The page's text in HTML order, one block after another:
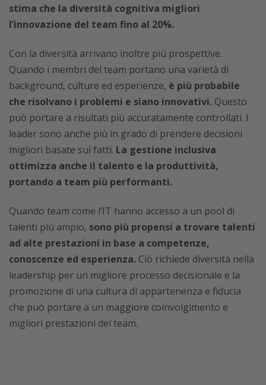
stima che la diversità cognitiva migliori
l’innovazione del team fino al 20%.
Con la diversità arrivano inoltre più prospettive.
Quando i membri del team portano una varietà di
background, culture ed esperienze, è più probabile
che risolvano i problemi e siano innovativi. Questo
può portare a risultati più accuratamente controllati. I
leader sono anche più in grado di prendere decisioni
migliori basate sui fatti. La gestione inclusiva
ottimizza anche il talento e la produttività,
portando a team più performanti.
Quando team come l’IT hanno accesso a un pool di
talenti più ampio, sono più propensi a trovare talenti
ad alte prestazioni in base a competenze,
conoscenze ed esperienza. Ciò richiede diversità nella
leadership per un migliore processo decisionale e la
promozione di una cultura di appartenenza e fiducia
che può portare a un maggiore coinvolgimento e
migliori prestazioni del team.